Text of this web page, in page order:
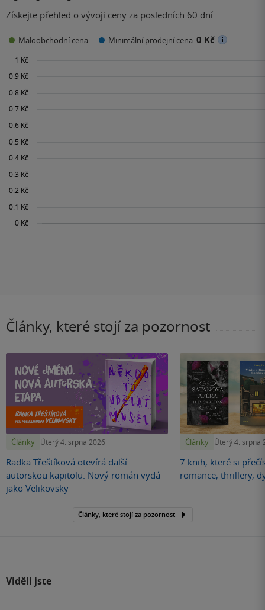
Získejte přehled o vývoji ceny za posledních 60 dní.
Maloobchodní cena Minimální prodejní cena:0 Kč
Články, které stojí za pozornost
Články Úterý 4. srpna 2026
Radka Třeštíková otevírá další
autorskou kapitolu. Nový román vydá
jako Velikovsky
Články Úterý 4. srpna
7 knih, které si
romance, thrillery,
Články, které stojí za pozornost
Viděli jste